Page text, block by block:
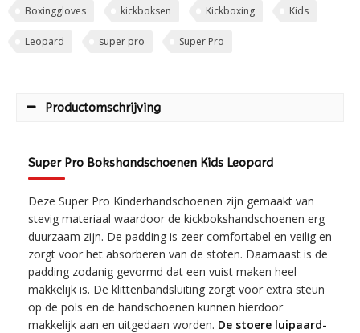
Boxinggloves kickboksen Kickboxing Kids
Leopard super pro Super Pro
Productomschrijving
Super Pro Bokshandschoenen Kids Leopard
Deze Super Pro Kinderhandschoenen zijn gemaakt van
stevig materiaal waardoor de kickbokshandschoenen erg
duurzaam zijn. De padding is zeer comfortabel en veilig en
zorgt voor het absorberen van de stoten. Daarnaast is de
padding zodanig gevormd dat een vuist maken heel
makkelijk is. De klittenbandsluiting zorgt voor extra steun
op de pols en de handschoenen kunnen hierdoor
makkelijk aan en uitgedaan worden. De stoere luipaard-